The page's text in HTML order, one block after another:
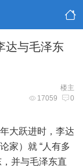
达与毛泽东
楼主
17059 0
大跃进时，李达
家）就 “人有多
并与毛泽东直